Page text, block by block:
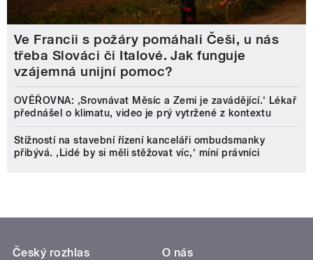
Ve Francii s požáry pomáhali Češi, u nás
třeba Slováci či Italové. Jak funguje
vzájemná unijní pomoc?
OVĚŘOVNA: ‚Srovnávat Měsíc a Zemi je zavádějící.‘ Lékař
přednášel o klimatu, video je prý vytržené z kontextu
Stížností na stavební řízení kanceláři ombudsmanky
přibývá. ‚Lidé by si měli stěžovat víc,‘ míní právníci
Český rozhlas
O nás